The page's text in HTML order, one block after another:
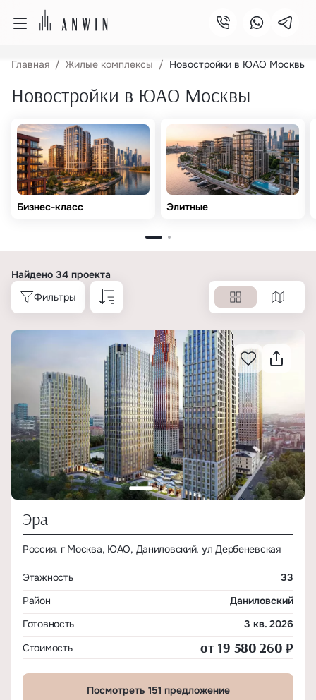
Главная Жилые комплексы Новостройки в ЮАО Москвы
Новостройки в ЮАО Москвы
Бизнес-класс Элитные
Найдено 34 проекта
Фильтры
Эра
Россия, г Москва, ЮАО, Даниловский, ул Дербеневская
Этажность
33
Район
Даниловский
Готовность
3 кв. 2026
Стоимость
от 19 580 260 ₽
Посмотреть 151 предложение